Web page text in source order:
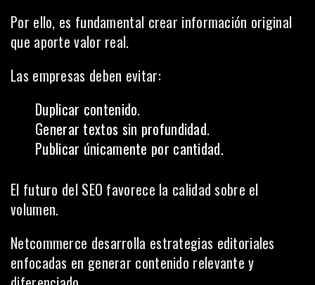
Por ello, es fundamental crear información original
que aporte valor real.
Las empresas deben evitar:
Duplicar contenido.
Generar textos sin profundidad.
Publicar únicamente por cantidad.
El futuro del SEO favorece la calidad sobre el
volumen.
Netcommerce desarrolla estrategias editoriales
enfocadas en generar contenido relevante y